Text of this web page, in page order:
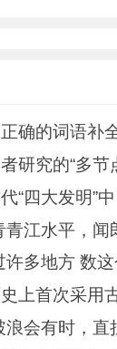
确的词语补
研究的“多节
“四大发明”
青江水平，闻
许多地方 数
上首次采用
浪会有时，直